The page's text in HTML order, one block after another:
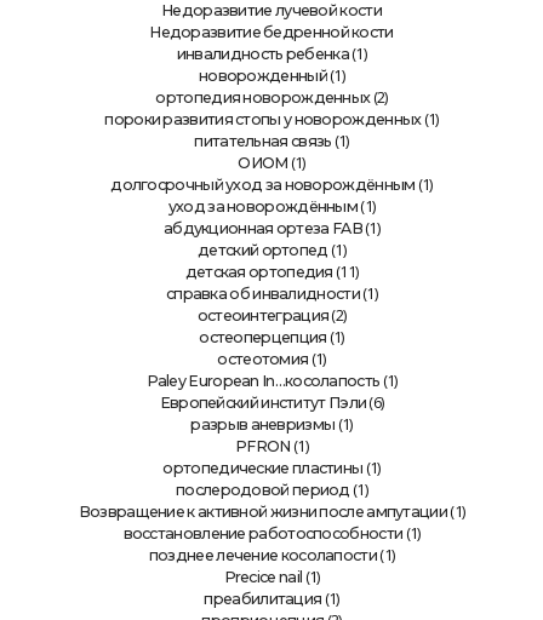
Недоразвитие лучевой кости
Недоразвитие бедренной кости
инвалидность ребенка(1)
новорожденный(1)
ортопедия новорожденных(2)
пороки развития стопы у новорожденных(1)
питательная связь (1)
ОИОМ (1)
долгосрочный уход за новорождённым (1)
уход за новорождённым (1)
абдукционная ортеза FAB(1)
детский ортопед (1)
детская ортопедия (11)
справка об инвалидности(1)
остеоинтеграция (2)
остеоперцепция (1)
остеотомия (1)
Paley European In…косолапость (1)
Европейский институт Пэли (6)
разрыв аневризмы (1)
PFRON (1)
ортопедические пластины (1)
послеродовой период (1)
Возвращение к активной жизни после ампутации (1)
восстановление работоспособности (1)
позднее лечение косолапости(1)
Precice nail (1)
преабилитация (1)